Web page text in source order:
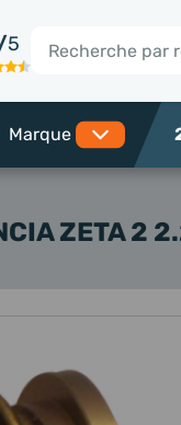
5
Rechercher
ZETA 2